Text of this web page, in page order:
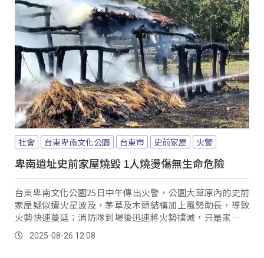
社會 台東卑南文化公園 台東市 史前家屋 火警
卑南遺址史前家屋燒毀 1人燒燙傷無生命危險
台東卑南文化公園25日中午傳出火警，公園大草原內的史前
家屋疑似遭火星波及，茅草及木頭結構加上風勢助長，導致
火勢快速蔓延；消防隊到場後迅速將火勢撲滅，只是家屋僅
剩下焦黑的空架子。
2025-08-26 12:08